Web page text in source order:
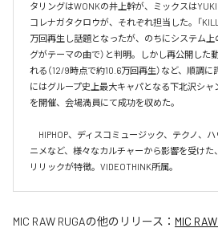
タリングはWONKの井上幹が、ミックスは
コレナガタクロウが、それぞれ担当した。「
万回再生し話題となったが、のちにシステム上
グがテーマの曲で）と判明。しかし再公開した
れる（12/9時点で約10.6万回再生）など、順調
にはグループ史上最大キャパとなる下北沢シ
を開催、会場満員にて成功を収めた。
HIPHOP、ディスコミュージック、テクノ、
ニメなど、様々なカルチャーから影響を受け
リリックが特徴。VIDEOTHINK所属。
MIC RAW RUGAの他のリリース： MIC